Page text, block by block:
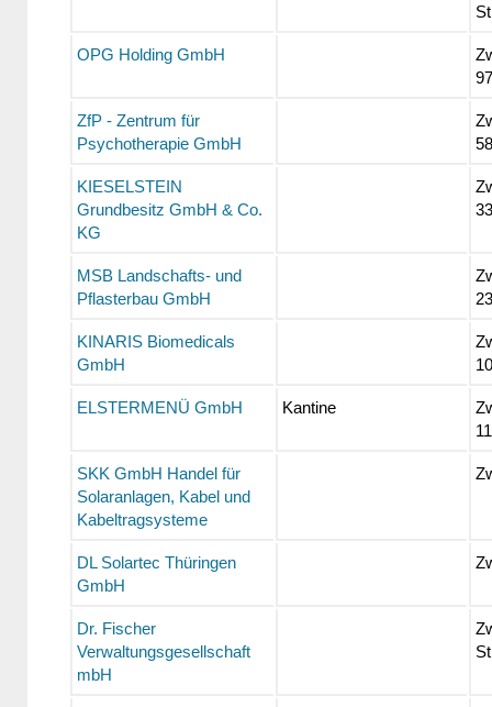
OPG Holding GmbH
97
ZfP - Zentrum für
Psychotherapie GmbH
58
KIESELSTEIN
Grundbesitz GmbH & Co.
KG
33
MSB Landschafts- und
Pflasterbau GmbH
23
KINARIS Biomedicals
GmbH
ELSTERMENÜ GmbH Kantine
11
SKK GmbH Handel für
Solaranlagen, Kabel und
Kabeltragsysteme
DL Solartec Thüringen
GmbH
Dr. Fischer
Verwaltungsgesellschaft
mbH